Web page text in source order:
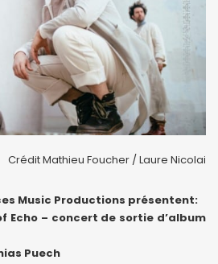
Crédit Mathieu Foucher / Laure Nicolai
Music Productions présentent:
Echo – concert de sortie d’album
Puech